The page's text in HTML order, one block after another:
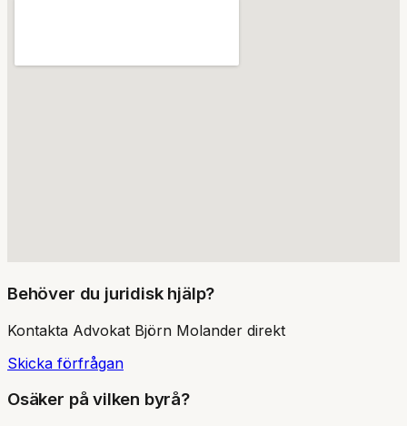
Behöver du juridisk hjälp?
Kontakta Advokat Björn Molander direkt
Skicka förfrågan
Osäker på vilken byrå?